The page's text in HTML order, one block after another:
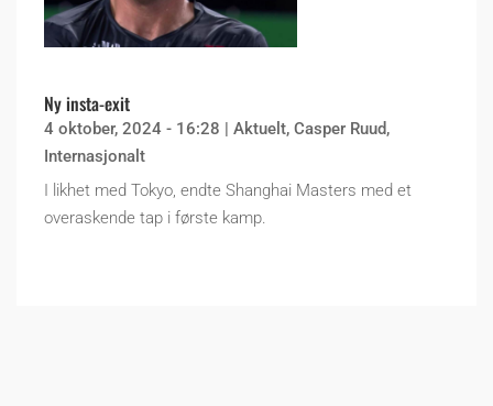
Ny insta-exit
4 oktober, 2024 - 16:28 | Aktuelt, Casper Ruud,
Internasjonalt
I likhet med Tokyo, endte Shanghai Masters med et
overaskende tap i første kamp.